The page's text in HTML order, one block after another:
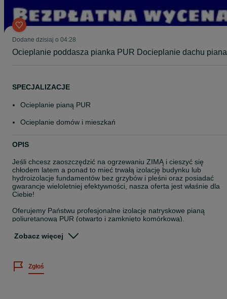
Dodane dzisiaj o 04:28
Ocieplanie poddasza pianka PUR Docieplanie dachu piana
SPECJALIZACJE
Ocieplanie pianą PUR
Ocieplanie domów i mieszkań
OPIS
Jeśli chcesz zaoszczędzić na ogrzewaniu ZIMĄ i cieszyć się
chłodem latem a ponad to mieć trwałą izolację budynku lub
hydroizolacje fundamentów bez grzybów i pleśni oraz posiadać
gwarancje wieloletniej efektywności, nasza oferta jest właśnie dla
Ciebie!
Oferujemy Państwu profesjonalne izolacje natryskowe pianą
poliuretanową PUR (otwarto i zamknięto komórkową).
Zalety piany PUR:
-nie wywołuje uczulenia,
-doskonale wygłusza,
Zobacz więcej
Zgłoś